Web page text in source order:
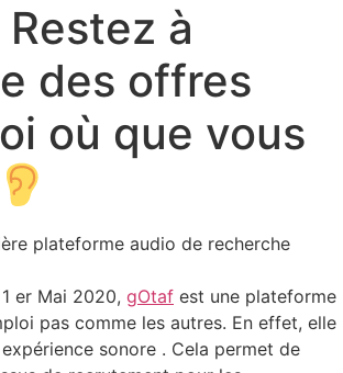
à
des offres
où que vous
plateforme audio de recherche
er Mai 2020, gOtaf est une plateforme
pas comme les autres. En effet, elle
sonore . Cela permet de